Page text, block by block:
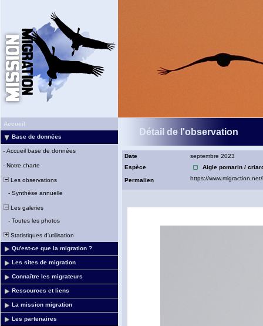
Accueil
Base de données
- Accueil base de données
- Notre charte
Les observations
- Synthèse annuelle
Les galeries
- Toutes les photos
Statistiques d'utilisation
Qu'est-ce que la migration ?
Les sites de migration
Connaître les migrateurs
Ressources et liens
La mission migration
Les partenaires
Détail de l'observation
Date
septembre 2023
Espèce
Aigle pomarin /
Permalien